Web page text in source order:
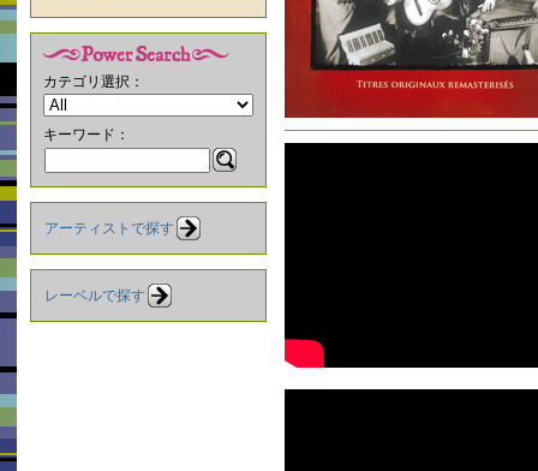
カテゴリ選択：
キーワード：
アーティストで探す
レーベルで探す